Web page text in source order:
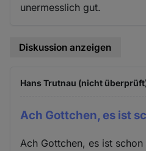
unermesslich gut.
Diskussion anzeigen
Hans Trutnau (nicht
Ach Gottchen, es ist
Ach Gottchen, es ist